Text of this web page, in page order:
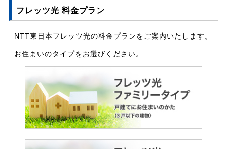
フレッツ光 料金プラン
NTT東日本フレッツ光の料金プランをご案内いたします。
お住まいのタイプをお選びください。